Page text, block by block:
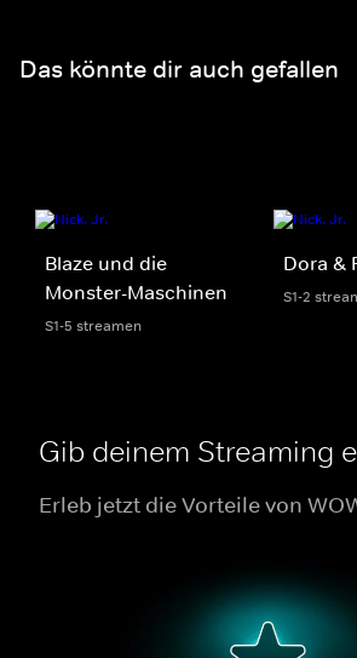
Das könnte dir auch gefallen
Blaze und die
Monster-Maschinen
S1-5 streamen
Dora &
S1-2
Gib deinem Streaming
Erleb jetzt die Vorteile von